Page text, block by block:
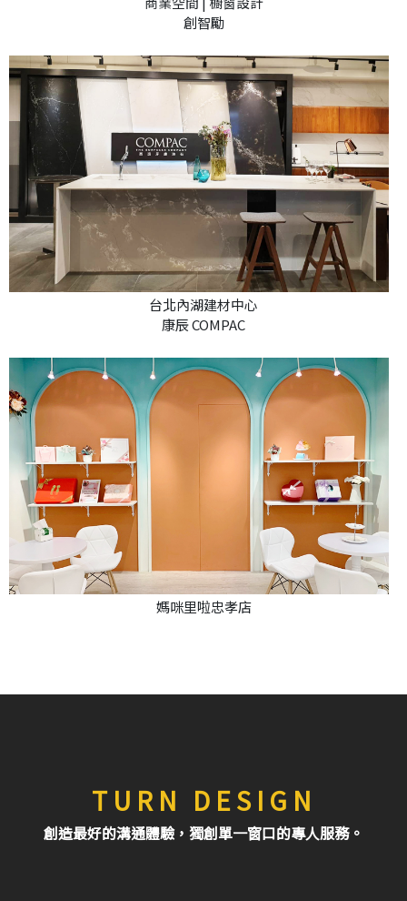
創智勵
台北內湖建材中心
康辰 COMPAC
媽咪里啦忠孝店
TURN DESIGN
創造最好的溝通體驗，獨創單一窗口的專人服務。